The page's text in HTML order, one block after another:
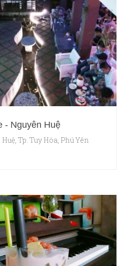
- Nguyễn Huệ
Tp. Tuy Hòa, Phú Yên